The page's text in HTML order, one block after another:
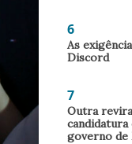
6
As
Discord
7
Outra
governo de